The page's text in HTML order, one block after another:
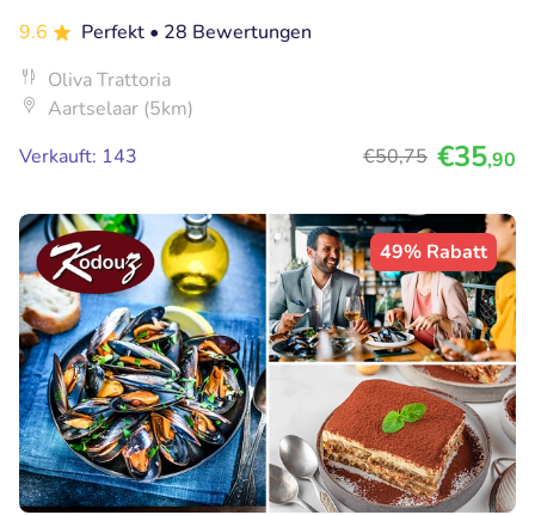
9.6
Perfekt • 28 Bewertungen
Oliva Trattoria
Aartselaar (5km)
Verkauft: 143
€50,75 €35,90
49% Rabatt